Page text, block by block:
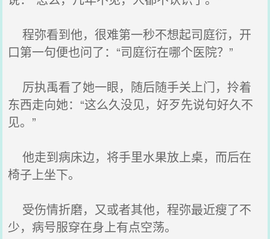
程弥看到他，很难第一秒不想起司庭衍，开
口第一句便也问了：“司庭衍在哪个医院？”
厉执禹看了她一眼，随后随手关上门，拎着
东西走向她：“这么久没见，好歹先说句好久不
见。”
他走到病床边，将手里水果放上桌，而后在
椅子上坐下。
受伤情折磨，又或者其他，程弥最近瘦了不
少，病号服穿在身上有点空荡。